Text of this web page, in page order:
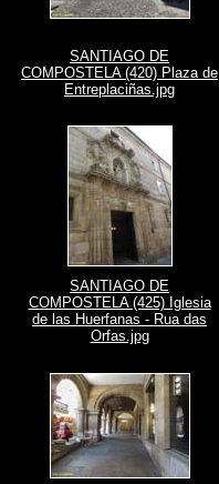
SANTIAGO DE
COMPOSTELA (420) Plaza de
Entreplaciñas.jpg
SANTIAGO DE
COMPOSTELA (425) Iglesia
de las Huerfanas - Rua das
Orfas.jpg